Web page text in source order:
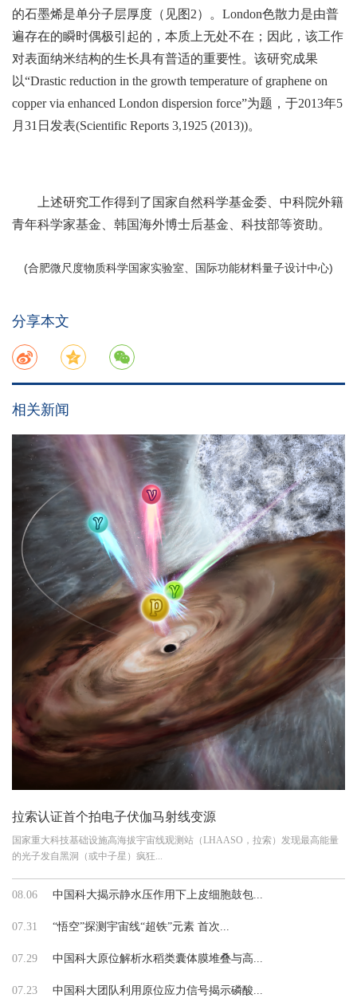
的石墨烯是单分子层厚度（见图2）。London色散力是由普
遍存在的瞬时偶极引起的，本质上无处不在；因此，该工作
对表面纳米结构的生长具有普适的重要性。该研究成果
以“Drastic reduction in the growth temperature of graphene on
copper via enhanced London dispersion force”为题，于2013年5
月31日发表(Scientific Reports 3,1925 (2013))。
上述研究工作得到了国家自然科学基金委、中科院外籍
青年科学家基金、韩国海外博士后基金、科技部等资助。
(合肥微尺度物质科学国家实验室、国际功能材料量子设计中心)
分享本文
相关新闻
拉索认证首个拍电子伏伽马射线变源
国家重大科技基础设施高海拔宇宙线观测站（LHAASO，拉索）发现最高能量
的光子发自黑洞（或中子星）疯狂...
08.06 中国科大揭示静水压作用下上皮细胞鼓包...
07.31 “悟空”探测宇宙线“超铁”元素 首次...
07.29 中国科大原位解析水稻类囊体膜堆叠与高...
07.23 中国科大团队利用原位应力信号揭示磷酸...